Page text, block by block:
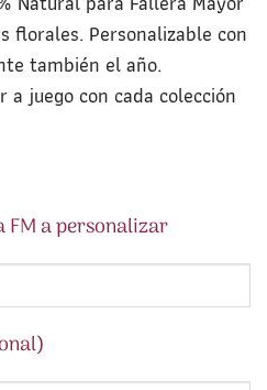
florales. Personalizable con
también el año.
juego con cada colección
FM a personalizar